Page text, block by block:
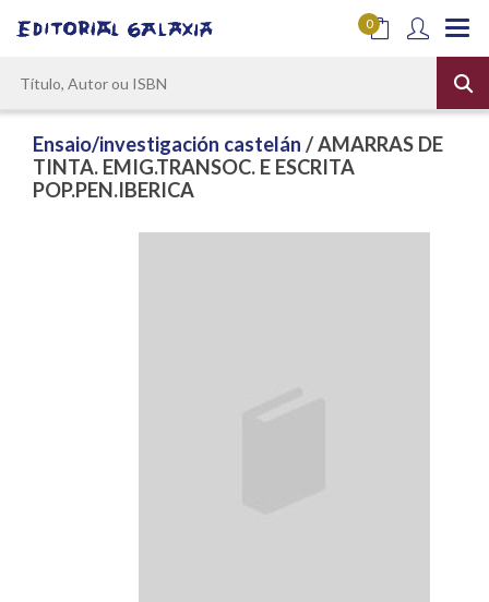
0
Ensaio/investigación castelán / AMARRAS DE
TINTA. EMIG.TRANSOC. E ESCRITA
POP.PEN.IBERICA